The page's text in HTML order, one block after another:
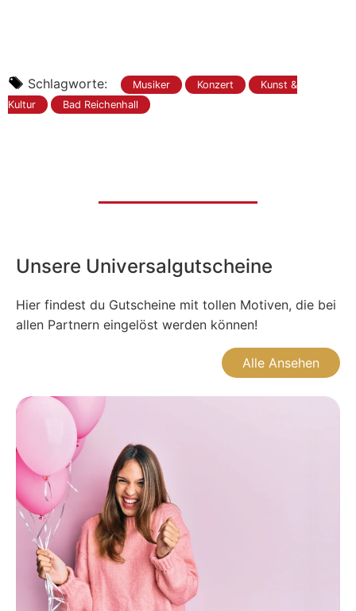
Schlagworte: Musiker Konzert
Kunst &
Kultur
Bad Reichenhall
Unsere Universalgutscheine
Hier findest du Gutscheine mit tollen Motiven, die bei
allen Partnern eingelöst werden können!
Alle Ansehen